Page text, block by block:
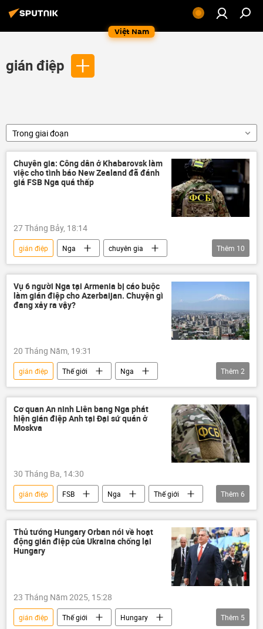
Việt Nam
gián điệp
Trong giai đoạn
Chuyên gia: Công dân ở Khabarovsk làm
việc cho tình báo New Zealand đã đánh
giá FSB Nga quá thấp
27 Tháng Bảy, 18:14
gián điệp Nga
chuyên gia
Quan điểm-Ý kiến
FSB
New Zealand
Khabarovsk
tình báo
tội gián điệp
Chính trị
Thêm 10
Vụ 6 người Nga tại Armenia bị cáo buộc
làm gián điệp cho Azerbaijan. Chuyện gì
đang xảy ra vậy?
20 Tháng Năm, 19:31
gián điệp Thế giới
Nga
Armenia
âm mưu tội gián điệp
Thêm 2
Cơ quan An ninh Liên bang Nga phát
hiện gián điệp Anh tại Đại sứ quán ở
Moskva
30 Tháng Ba, 14:30
gián điệp FSB Nga
Thế giới
Anh
Chính trị
đại sứ quán
an ninh
cơ quan an ninh Kinh tế
Thêm 6
Thủ tướng Hungary Orban nói về hoạt
động gián điệp của Ukraina chống lại
Hungary
23 Tháng Năm 2025, 15:28
gián điệp Thế giới
Hungary
Thêm 5